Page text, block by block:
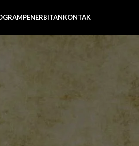
PENERBITANKONTAK
dan Palestina
On 6 Maret